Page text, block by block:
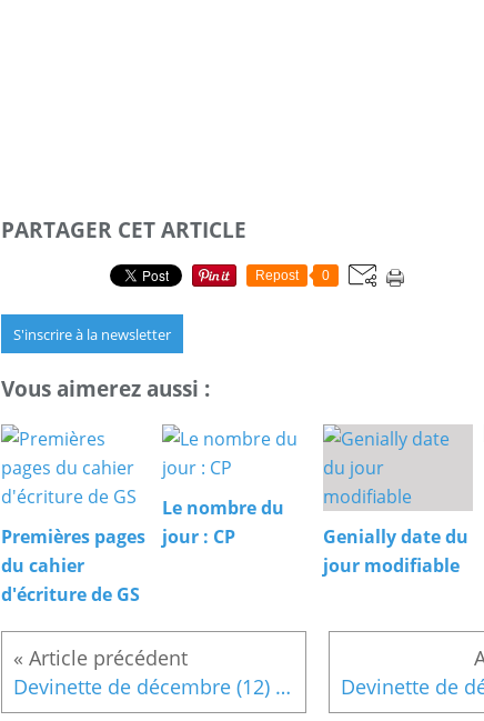
PARTAGER CET ARTICLE
Repost 0
S'inscrire à la newsletter
Vous aimerez aussi :
Premières pages
du cahier
d'écriture de GS
Le nombre du
jour : CP
Genially date du
jour modifiable
Devinette de décembre (12) et activité sur Seesaw